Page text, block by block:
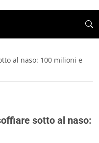
al naso: 100 milioni e
sotto al naso: